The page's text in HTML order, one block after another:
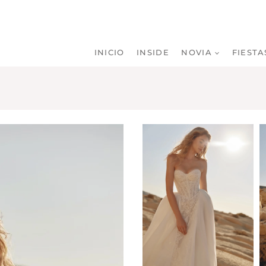
INICIO INSIDE NOVIA